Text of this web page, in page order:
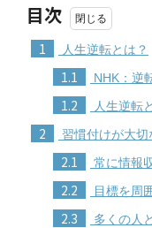
目次
1 人生逆転とは？
1.1 NHK：逆
1.2 人生逆転
2 習慣付けが大
2.1 常に情報
2.2 目標を周
2.3 多くの人